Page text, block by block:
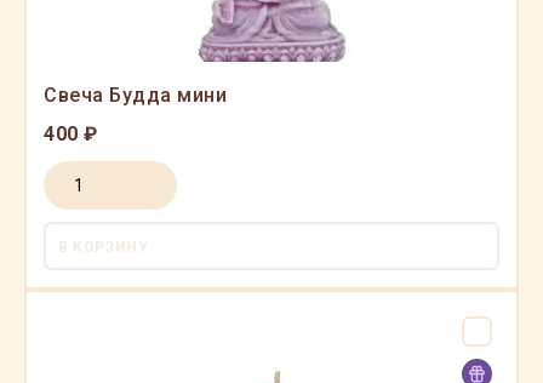
Свеча Будда мини
400 ₽
В КОРЗИНУ